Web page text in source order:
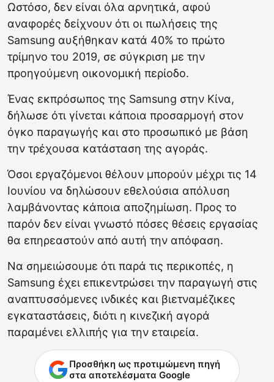
Ωστόσο, δεν είναι όλα αρνητικά, αφού
αναφορές δείχνουν ότι οι πωλήσεις της
Samsung αυξήθηκαν κατά 40% το πρώτο
τρίμηνο του 2019, σε σύγκριση με την
προηγούμενη οικονομική περίοδο.
Ένας εκπρόσωπος της Samsung στην Κίνα,
δήλωσε ότι γίνεται κάποια προσαρμογή στον
όγκο παραγωγής και στο προσωπικό με βάση
την τρέχουσα κατάσταση της αγοράς.
Όσοι εργαζόμενοι θέλουν μπορούν μέχρι τις 14
Ιουνίου να δηλώσουν εθελούσια απόλυση
λαμβάνοντας κάποια αποζημίωση. Προς το
παρόν δεν είναι γνωστό πόσες θέσεις εργασίας
θα επηρεαστούν από αυτή την απόφαση.
Να σημειώσουμε ότι παρά τις περικοπές, η
Samsung έχει επικεντρώσει την παραγωγή στις
αναπτυσσόμενες ινδικές και βιετναμέζικες
εγκαταστάσεις, διότι η κινεζική αγορά
παραμένει ελλιπής για την εταιρεία.
Προσθήκη ως προτιμώμενη πηγή
στα αποτελέσματα Google